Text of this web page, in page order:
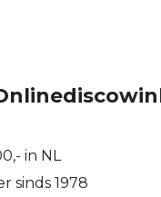
in NL
sinds 1978